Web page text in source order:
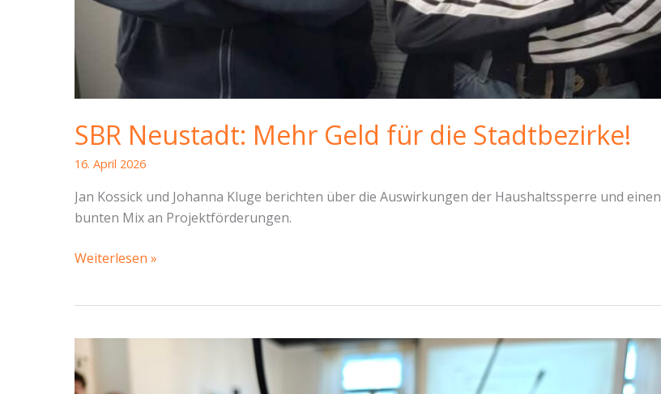
SBR Neustadt: Mehr Geld für die Stadtbezirke!
16. April 2026
Jan Kossick und Johanna Kluge berichten über die Auswirkungen der Haushaltssperre und einen
bunten Mix an Projektförderungen.
SBR
für
die
Stadtbezirke!
Weiterlesen »